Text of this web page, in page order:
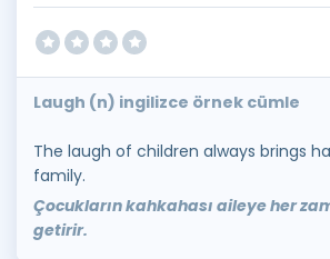
Laugh (n) ingilizce örnek cümle
The laugh of children always brings
family.
Çocukların kahkahası aileye her
getirir.